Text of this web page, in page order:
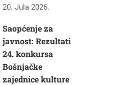
20. Jula 2026.
Saopćenje za
javnost: Rezultati
24. konkursa
Bošnjačke
zajednice kulture